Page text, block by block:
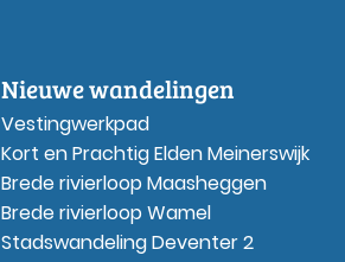
Nieuwe wandelingen
Vestingwerkpad
Kort en Prachtig Elden Meinerswijk
Brede rivierloop Maasheggen
Brede rivierloop Wamel
Stadswandeling Deventer 2